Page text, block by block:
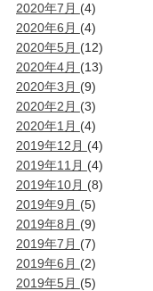
2020年7月 (4)
2020年6月 (4)
2020年5月 (12)
2020年4月 (13)
2020年3月 (9)
2020年2月 (3)
2020年1月 (4)
2019年12月 (4)
2019年11月 (4)
2019年10月 (8)
2019年9月 (5)
2019年8月 (9)
2019年7月 (7)
2019年6月 (2)
2019年5月 (5)